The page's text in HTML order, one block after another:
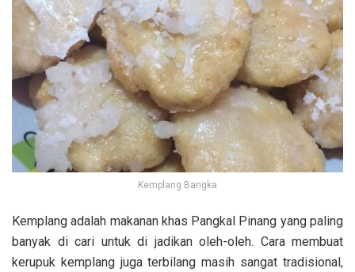
Kemplang Bangka
Kemplang adalah makanan khas Pangkal Pinang yang paling
banyak di cari untuk di jadikan oleh-oleh. Cara membuat
kerupuk kemplang juga terbilang masih sangat tradisional,